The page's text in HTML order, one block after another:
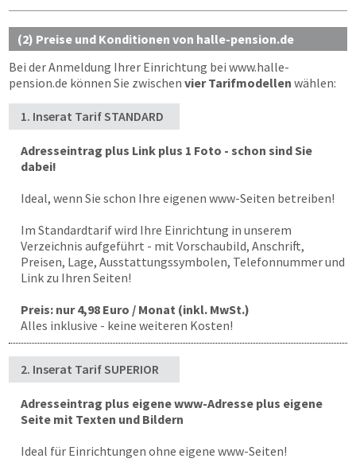
(2) Preise und Konditionen von halle-pension.de
Bei der Anmeldung Ihrer Einrichtung bei www.halle-
pension.de können Sie zwischen vier Tarifmodellen wählen:
1. Inserat Tarif STANDARD
Adresseintrag plus Link plus 1 Foto - schon sind Sie
dabei!
Ideal, wenn Sie schon Ihre eigenen www-Seiten betreiben!
Im Standardtarif wird Ihre Einrichtung in unserem
Verzeichnis aufgeführt - mit Vorschaubild, Anschrift,
Preisen, Lage, Ausstattungssymbolen, Telefonnummer und
Link zu Ihren Seiten!
Preis: nur 4,98 Euro / Monat (inkl. MwSt.)
Alles inklusive - keine weiteren Kosten!
2. Inserat Tarif SUPERIOR
Adresseintrag plus eigene www-Adresse plus eigene
Seite mit Texten und Bildern
Ideal für Einrichtungen ohne eigene www-Seiten!